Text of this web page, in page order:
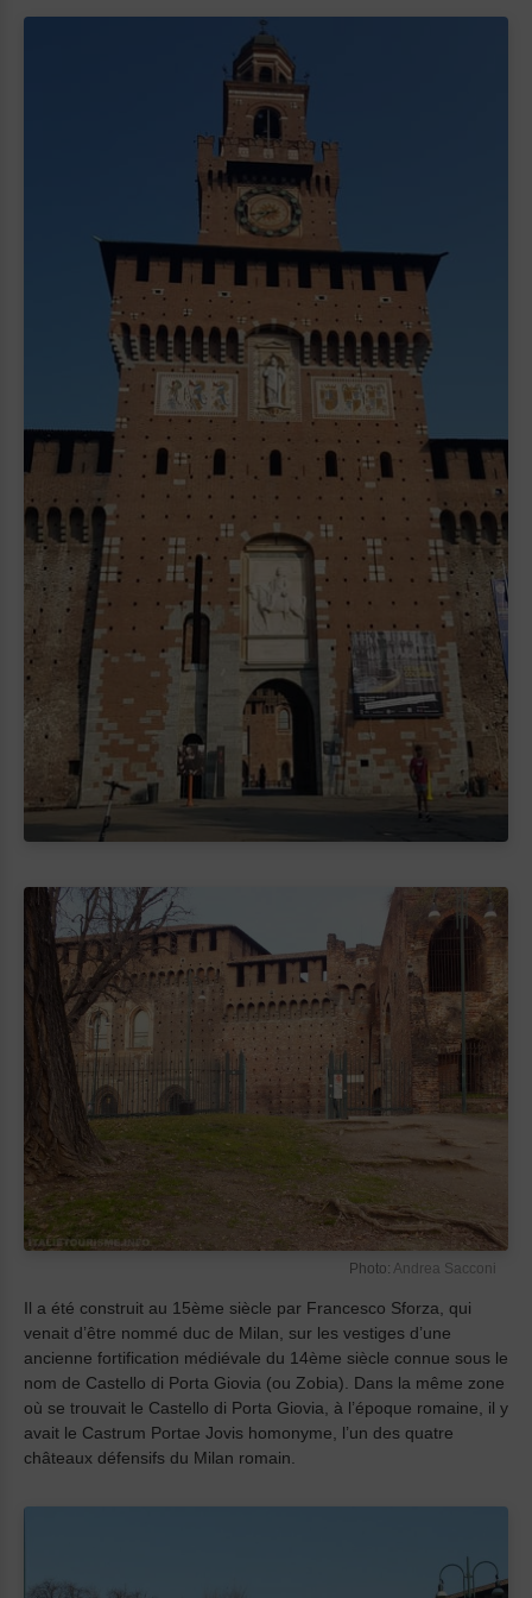
Photo: Andrea Sacconi
Il a été construit au 15ème siècle par Francesco Sforza, qui
venait d’être nommé duc de Milan, sur les vestiges d’une
ancienne fortification médiévale du 14ème siècle connue sous le
nom de Castello di Porta Giovia (ou Zobia). Dans la même zone
où se trouvait le Castello di Porta Giovia, à l’époque romaine, il y
avait le Castrum Portae Jovis homonyme, l’un des quatre
châteaux défensifs du Milan romain.